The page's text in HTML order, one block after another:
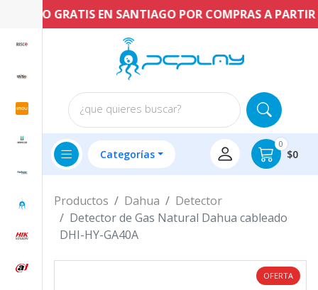
ENVÍO GRATIS EN SANTIAGO POR COMPRAS A PARTIR
¿que quieres buscar?
Categorías
0
$0
Productos Dahua
Detector
Detector de Gas Natural Dahua cableado
DHI-HY-GA40A
OFERTA